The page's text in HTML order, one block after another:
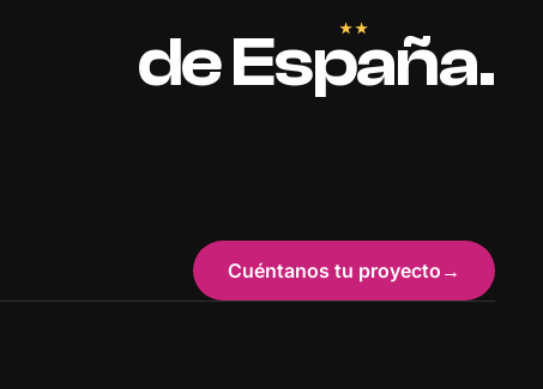
deEspaña
★★ .
Cuéntanos tu proyecto →